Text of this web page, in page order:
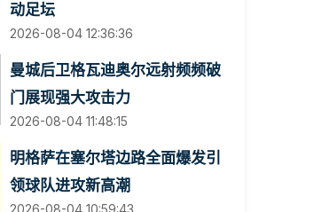
动足坛
2026-08-04 12:36:36
曼城后卫格瓦迪奥尔远射频频破
门展现强大攻击力
2026-08-04 11:48:15
明格萨在塞尔塔边路全面爆发引
领球队进攻新高潮
2026-08-04 10:59:43